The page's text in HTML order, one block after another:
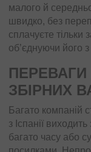
малого й
швидко, без
сплачуєте
об’єднуючи його
ЗБІРНИХ
Багато компаній
з Іспанії
багато часу або